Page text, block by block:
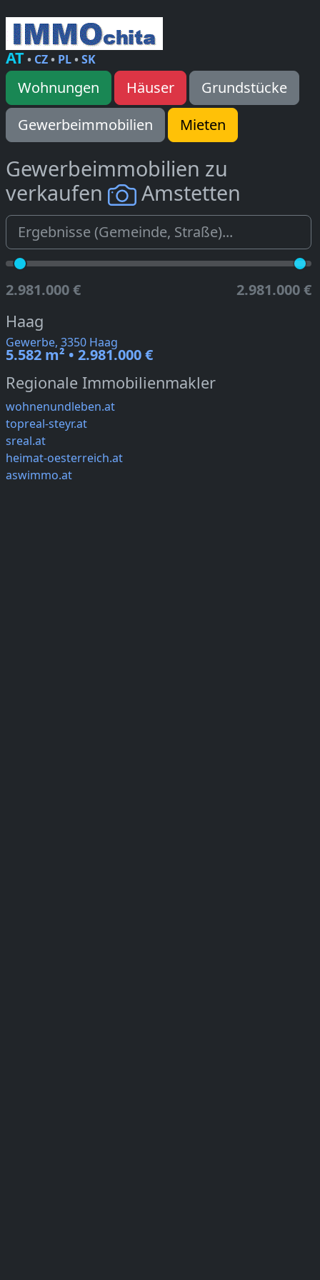
AT• CZ• PL•SK
Wohnungen Häuser
Grundstücke
Gewerbeimmobilien
Mieten
Gewerbeimmobilien zu
verkaufen
Amstetten
2.981.000 € 2.981.000 €
Haag
Gewerbe, 3350 Haag
5.582 m² • 2.981.000 €
Regionale Immobilienmakler
wohnenundleben.at
topreal-steyr.at
sreal.at
heimat-oesterreich.at
aswimmo.at